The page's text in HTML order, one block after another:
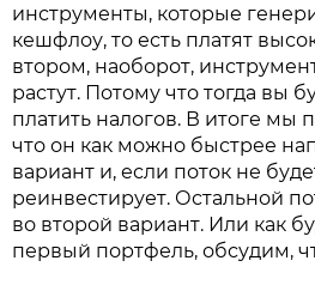
инструменты, которые
кешфлоу, то есть платят
втором, наоборот,
растут. Потому что тогда вы
платить налогов. В итоге мы
что он как можно быстрее
вариант и, если поток не
реинвестирует. Остальной
во второй вариант. Или как
первый портфель, обсудим,